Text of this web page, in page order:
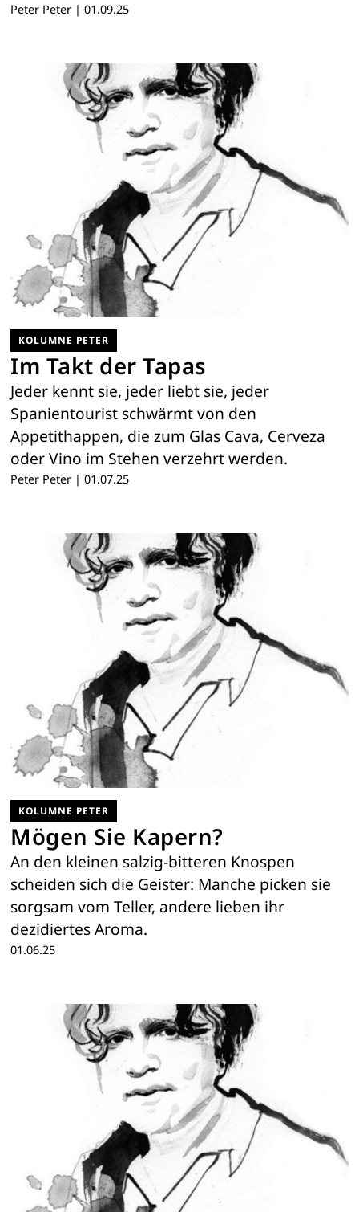
Peter Peter | 01.09.25
KOLUMNE PETER
Im Takt der Tapas
Jeder kennt sie, jeder liebt sie, jeder
Spanientourist schwärmt von den
Appetithappen, die zum Glas Cava, Cerveza
oder Vino im Stehen verzehrt werden.
Peter Peter | 01.07.25
KOLUMNE PETER
Mögen Sie Kapern?
An den kleinen salzig-bitteren Knospen
scheiden sich die Geister: Manche picken sie
sorgsam vom Teller, andere lieben ihr
dezidiertes Aroma.
01.06.25